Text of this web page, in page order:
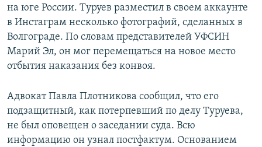
на юге России. Туруев разместил в своем аккаунте
в Инстаграм несколько фотографий, сделанных в
Волгограде. По словам представителей УФСИН
Марий Эл, он мог перемещаться на новое место
отбытия наказания без конвоя.
Адвокат Павла Плотникова сообщил, что его
подзащитный, как потерпевший по делу Туруева,
не был оповещен о заседании суда. Всю
информацию он узнал постфактум. Основанием